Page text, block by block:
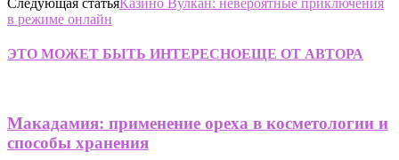
в режиме онлайн
ЭТО МОЖЕТ БЫТЬ ИНТЕРЕСНОЕЩЕ ОТ АВТОРА
Макадамия: применение ореха в косметологии и
способы хранения